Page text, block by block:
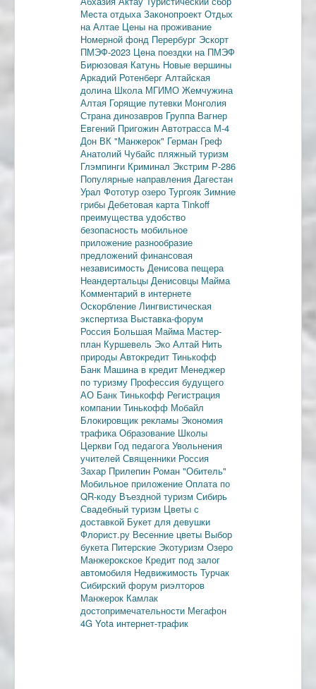
Места отдыха Законопроект Отдых
на Алтае Цены на проживание
Номерной фонд Перербург Эскорт
ПМЭФ-2023 Цена поездки на ПМЭФ
Бирюзовая Катунь Новые вершины
Аркадий Ротенберг Алтайская
долина Школа МГИМО Жемчужина
Алтая Горящие путевки Монголия
Страна динозавров Группа Вагнер
Евгений Пригожин Автотрасса М-4
Дон ВК "Манжерок" Герман Греф
Анатолий Чубайс пляжный туризм
Глэмпинги Криминал Экстрим Р-286
Популярные направления Дагестан
Урал Фототур озеро Тургояк Зимние
грибы Дебетовая карта Tinkoff
преимущества удобство
безопасность мобильное
приложение разнообразие
предложений финансовая
независимость Денисова пещера
Неандертальцы Денисовцы Майма
Комментарий в интернете
Оскорбление Лингвистическая
экспертиза Выставка-форум
Россия Большая Майма Мастер-
план Куршевель Эко Алтай Нить
природы Автокредит Тинькофф
Банк Машина в кредит Менеджер
по туризму Профессия будущего
АО Банк Тинькофф Регистрация
компании Тинькофф Мобайл
Блокировщик рекламы Экономия
трафика Образование Школы
Церкви Год педагога Увольнения
учителей Священники Россия
Захар Прилепин Роман "Обитель"
Мобильное приложение Оплата по
QR-коду Въездной туризм Сибирь
Свадебный туризм Цветы с
доставкой Букет для девушки
Флорист.ру Весенние цветы Выбор
букета Питерские Экотуризм Озеро
Манжерокское Кредит под залог
автомобиля Недвижимость Турчак
Сибирский форум риэлторов
Манжерок Камлак
достопримечательности Мегафон
4G Yota интернет-трафик